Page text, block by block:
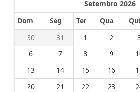
Setembro 2026
Dom
Seg Ter Qua Qui
30
31 1 2
6
7 8 9
13
14 15 16
20
21 22 23